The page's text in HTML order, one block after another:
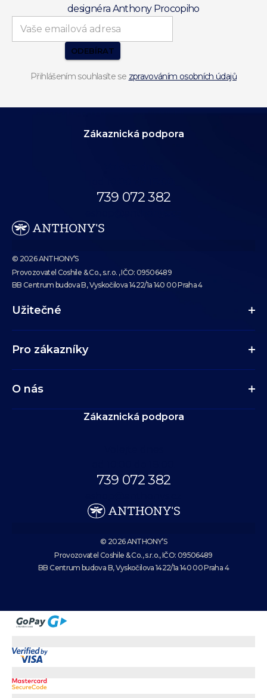
designéra Anthony Procopiho
ODEBÍRAT
Přihlášením souhlasíte se zpravováním osobních údajů
Zákaznická podpora
739 072 382
© 2026 ANTHONY’S
Provozovatel Coshile & Co., s.r.o. , IČO: 09506489
BB Centrum budova B, Vyskočilova 1422/1a 140 00 Praha 4
Užitečné
Pro zákazníky
O nás
Zákaznická podpora
739 072 382
© 2026 ANTHONY’S
Provozovatel Coshile & Co., s.r.o., IČO: 09506489
BB Centrum budova B, Vyskočilova 1422/1a 140 00 Praha 4